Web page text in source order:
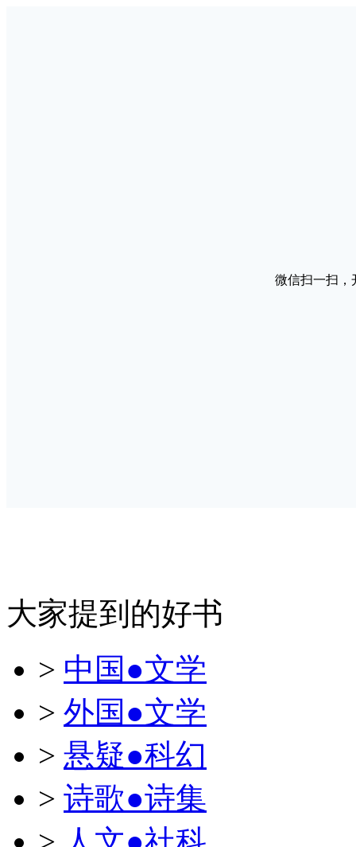
微信扫一扫，
大家提到的好书
> 中国●文学
> 外国●文学
> 悬疑●科幻
> 诗歌●诗集